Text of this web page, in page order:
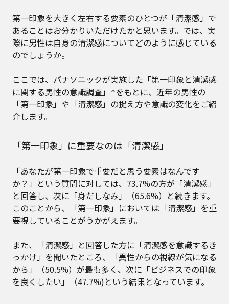
第一印象を大きく左右する要素のひとつが「清潔感」で
あることはお分かりいただけたかと思います。では、実
際に男性は自身の清潔感についてどのように感じている
のでしょうか。
ここでは、パナソニックが実施した「第一印象と清潔感
に関する男性の意識調査」
＊をもとに、近年の男性の
「第一印象」や「清潔感」の捉え方や意識の変化をご紹
介します。
「第一印象」に重要なのは「清潔感」
「あなたが第一印象で重要だと思う要素はなんです
か？」という質問に対しては、73.7%の方が「清潔感」
と回答し、次に「身だしなみ」（65.6%）と続きます。
このことから、「第一印象」においては「清潔感」を重
要視していることがうかがえます。
また、「清潔感」と回答した方に「清潔感を意識するき
っかけ」を聞いたところ、「異性からの視線が気になる
から」（50.5%）が最も多く、次に「ビジネスでの印象
を良くしたい」（47.7%)という結果となっています。